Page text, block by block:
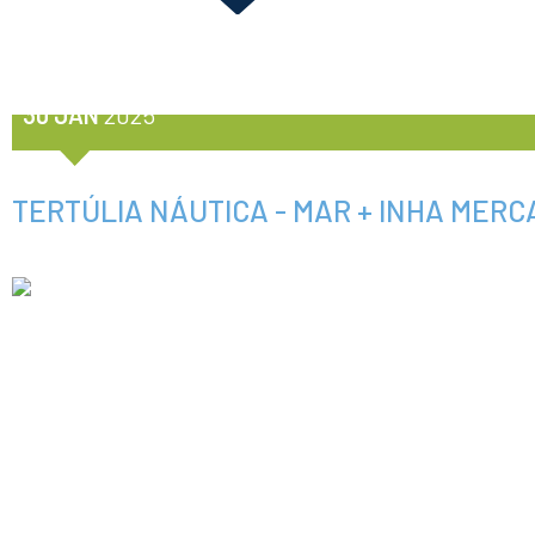
30 JAN2025
TERTÚLIA NÁUTICA - MAR + INHA